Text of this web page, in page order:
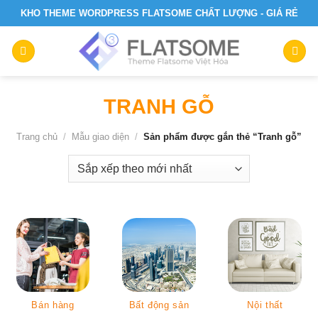
Skip
to
content
KHO THEME WORDPRESS FLATSOME CHẤT LƯỢNG - GIÁ RẺ
TRANH GỖ
Trang chủ / Mẫu giao diện / Sản phẩm được gắn thẻ “Tranh gỗ”
Bán hàng Bất động sản Nội thất